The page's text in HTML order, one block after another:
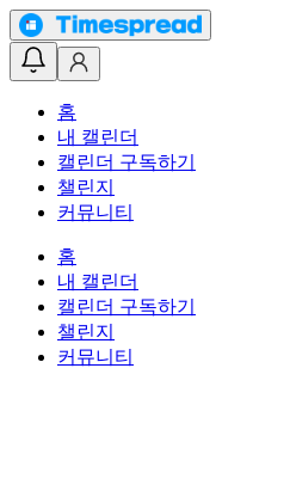
홈
내 캘린더
캘린더 구독하기
챌린지
커뮤니티
홈
내 캘린더
캘린더 구독하기
챌린지
커뮤니티